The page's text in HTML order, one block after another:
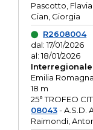
Pascotto, Flavia
Cian, Giorgia
R2608004
dal: 17/01/2026
al: 18/01/2026
Interregionale
Emilia
18 m
25° TROFEO
08043- A.S.D.
Raimondi,